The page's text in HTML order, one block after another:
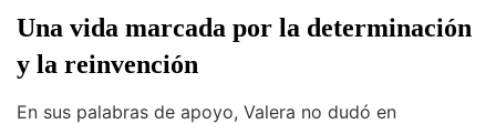
Una vida marcada por la determinación
y la reinvención
En sus palabras de apoyo, Valera no dudó en